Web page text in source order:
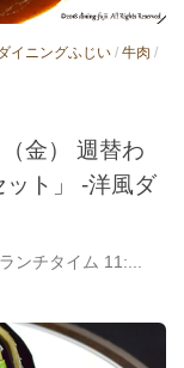
イニングふじい / 牛肉 /
金） 週替わ
ット」 -洋風ダ
ンチタイム 11:...